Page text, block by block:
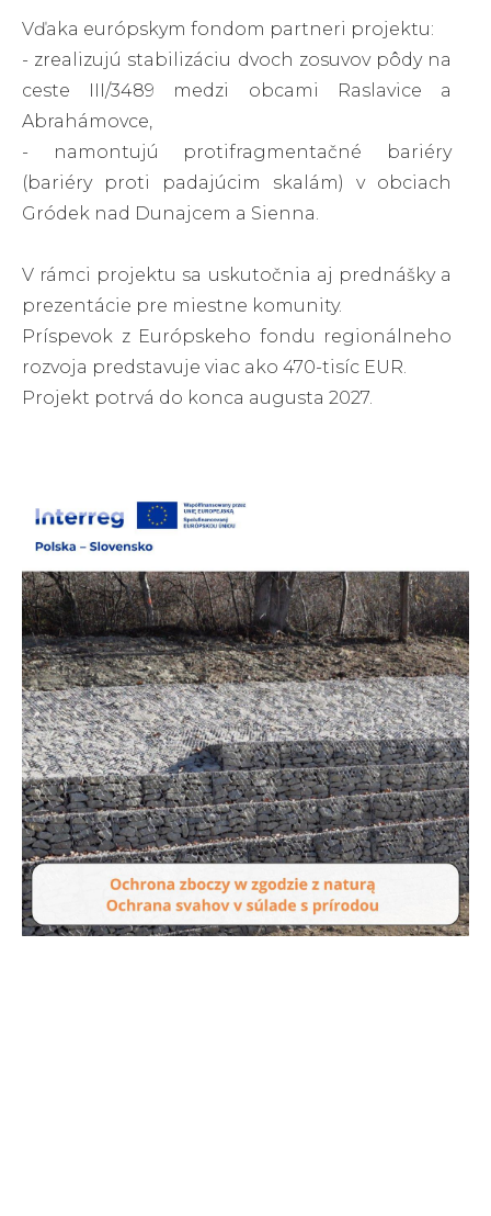
Vďaka európskym fondom partneri projektu:
- zrealizujú stabilizáciu dvoch zosuvov pôdy na
ceste III/3489 medzi obcami Raslavice a
Abrahámovce,
- namontujú protifragmentačné bariéry
(bariéry proti padajúcim skalám) v obciach
Gródek nad Dunajcem a Sienna.
V rámci projektu sa uskutočnia aj prednášky a
prezentácie pre miestne komunity.
Príspevok z Európskeho fondu regionálneho
rozvoja predstavuje viac ako 470-tisíc EUR.
Projekt potrvá do konca augusta 2027.